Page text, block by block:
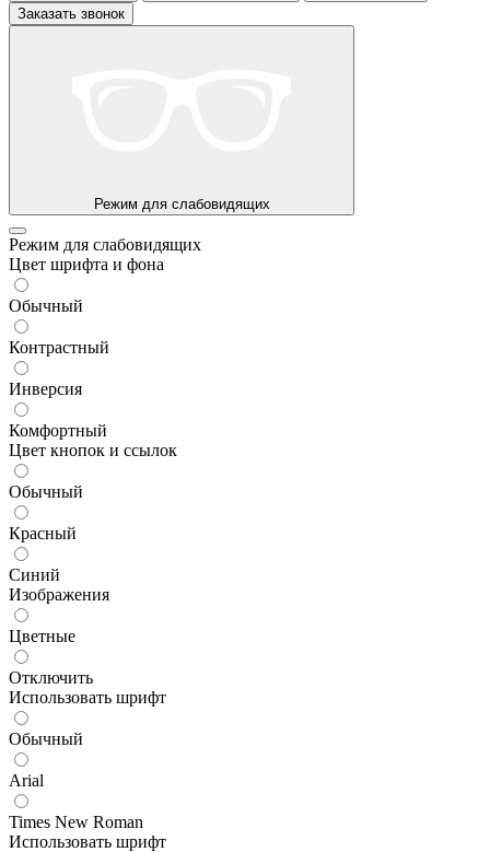
Заказать звонок
Режим для слабовидящих
Режим для слабовидящих
Цвет шрифта и фона
Обычный
Контрастный
Инверсия
Комфортный
Цвет кнопок и ссылок
Обычный
Красный
Синий
Изображения
Цветные
Отключить
Использовать шрифт
Обычный
Arial
Times New Roman
Использовать шрифт